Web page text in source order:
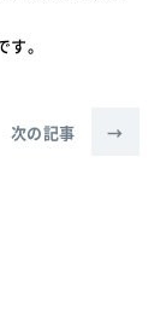
。
次の記事 →